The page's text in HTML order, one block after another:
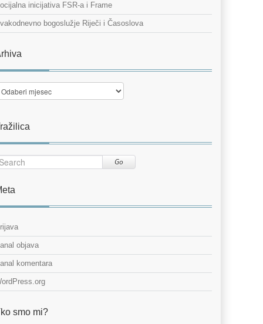
inicijativa FSR-a i Frame
bogoslužje Riječi i Časoslova
Go
objava
komentara
smo mi?